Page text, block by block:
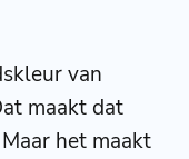
van
maakt dat
het maakt